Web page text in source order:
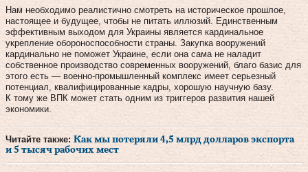
Нам необходимо реалистично смотреть на историческое прошлое,
настоящее и будущее, чтобы не питать иллюзий. Единственным
эффективным выходом для Украины является кардинальное
укрепление обороноспособности страны. Закупка вооружений
кардинально не поможет Украине, если она сама не наладит
собственное производство современных вооружений, благо базис для
этого есть — военно-промышленный комплекс имеет серьезный
потенциал, квалифицированные кадры, хорошую научную базу.
К тому же ВПК может стать одним из триггеров развития нашей
экономики.
Читайте также: Как мы потеряли 4,5 млрд долларов экспорта
и 5 тысяч рабочих мест